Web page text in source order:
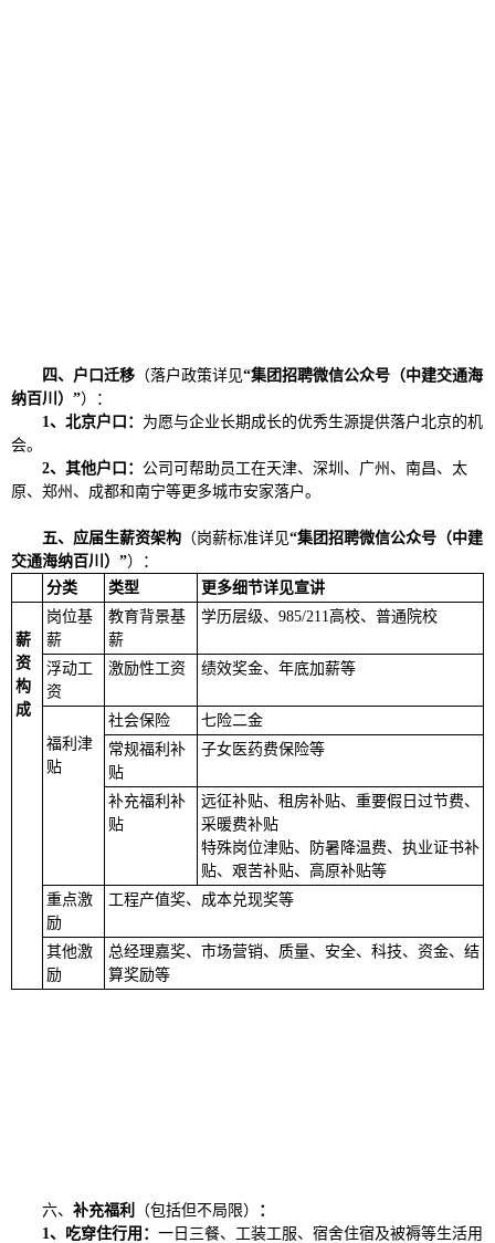
四、 户口迁移 （落户政策详见“集团招聘微信公众号（中建交通海
纳百川）”）：
1、北京户口： 为愿与企业长期成长的优秀生源提供落户北京的机
会。
2、其他户口： 公司可帮助员工在天津、深圳、广州、南昌、太
原、郑州、成都和南宁等更多城市安家落户。
五、应届生薪资架构 （岗薪标准详见“集团招聘微信公众号 （中建
交通海纳百川） ”）：
分类
类型 更多细节详见宣讲
薪
资
构
成
岗位基
薪
教育背景基
薪
学历层级、985/211高校、普通院校
浮动工
资
激励性工资 绩效奖金、年底加薪等
福利津
贴
社会保险
七险二金
常规福利补
贴
子女医药费保险等
补充福利补
贴
远征补贴、租房补贴、重要假日过节费、
采暖费补贴
特殊岗位津贴、防暑降温费、执业证书补
贴、艰苦补贴、高原补贴等
重点激
励
工程产值奖、成本兑现奖等
其他激
励
总经理嘉奖、市场营销、质量、安全、科技、资金、结
算奖励等
六、 补充福利 （包括但不局限）
：
1、吃穿住行用： 一日三餐、工装工服、宿舍住宿及被褥等生活用